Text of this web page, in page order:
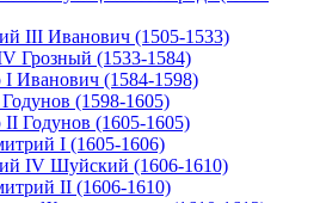
III Иванович (1505-1533)
Грозный (1533-1584)
Иванович (1584-1598)
(1598-1605)
Годунов (1605-1605)
I (1605-1606)
IV Шуйский (1606-1610)
II (1606-1610)